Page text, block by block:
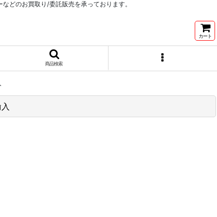
どのお買取り/委託販売を承っております。
カート
商品検索